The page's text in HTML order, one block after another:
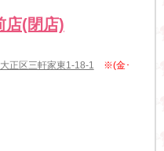
店(閉店)
正区三軒家東1-18-1
※(金･